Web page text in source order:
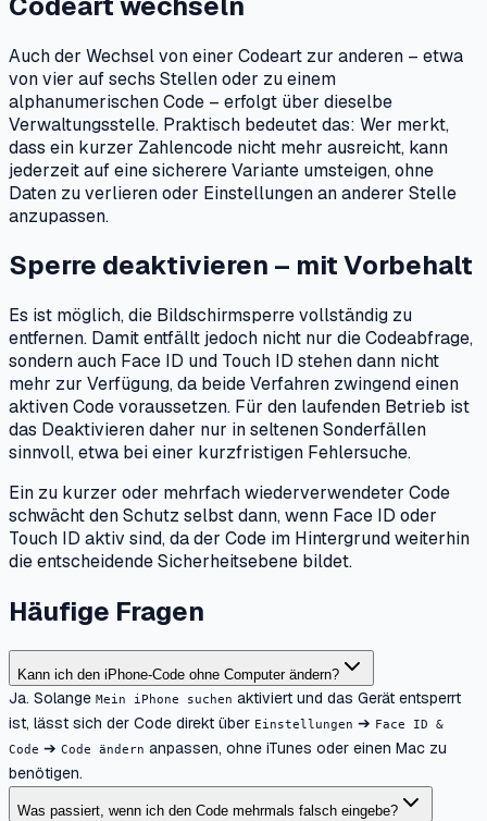
Auch der Wechsel von einer Codeart zur anderen – etwa
von vier auf sechs Stellen oder zu einem
alphanumerischen Code – erfolgt über dieselbe
Verwaltungsstelle. Praktisch bedeutet das: Wer merkt,
dass ein kurzer Zahlencode nicht mehr ausreicht, kann
jederzeit auf eine sicherere Variante umsteigen, ohne
Daten zu verlieren oder Einstellungen an anderer Stelle
anzupassen.
Sperre deaktivieren – mit Vorbehalt
Es ist möglich, die Bildschirmsperre vollständig zu
entfernen. Damit entfällt jedoch nicht nur die Codeabfrage,
sondern auch Face ID und Touch ID stehen dann nicht
mehr zur Verfügung, da beide Verfahren zwingend einen
aktiven Code voraussetzen. Für den laufenden Betrieb ist
das Deaktivieren daher nur in seltenen Sonderfällen
sinnvoll, etwa bei einer kurzfristigen Fehlersuche.
Ein zu kurzer oder mehrfach wiederverwendeter Code
schwächt den Schutz selbst dann, wenn Face ID oder
Touch ID aktiv sind, da der Code im Hintergrund weiterhin
die entscheidende Sicherheitsebene bildet.
Häufige Fragen
Kann ich den iPhone-Code ohne Computer ändern?
Ja. Solange Mein iPhone suchen aktiviert und das Gerät entsperrt
ist, lässt sich der Code direkt über Einstellungen ➔ Face ID &
Code ➔ Code ändern anpassen, ohne iTunes oder einen Mac zu
benötigen.
Was passiert, wenn ich den Code mehrmals falsch eingebe?